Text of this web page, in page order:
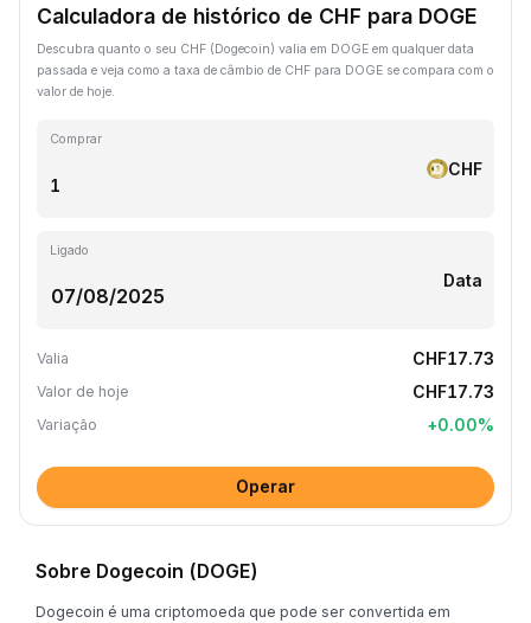
Calculadora de histórico de CHF para DOGE
Descubra quanto o seu CHF (Dogecoin) valia em DOGE em qualquer data
passada e veja como a taxa de câmbio de CHF para DOGE se compara com o
valor de hoje.
Comprar
CHF
Ligado
Data
Valia CHF17.73
Valor de hoje CHF17.73
Variação +0.00%
Operar
Sobre Dogecoin (DOGE)
Dogecoin é uma criptomoeda que pode ser convertida em